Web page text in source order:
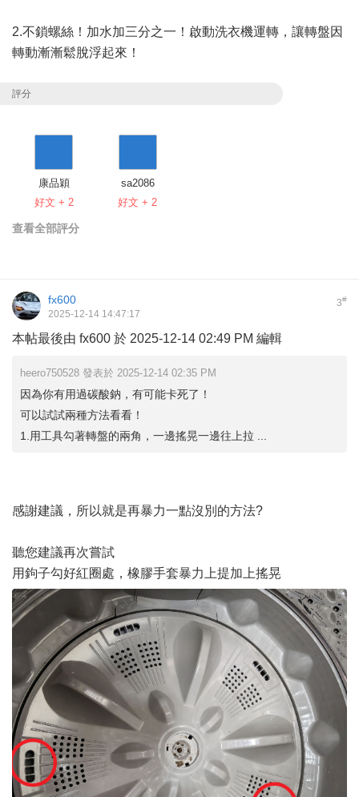
2.不鎖螺絲！加水加三分之一！啟動洗衣機運轉，讓轉盤因
轉動漸漸鬆脫浮起來！
評分
康品穎
好文 + 2
sa2086
好文 + 2
查看全部評分
3#
fx600
2025-12-14 14:47:17
本帖最後由 fx600 於 2025-12-14 02:49 PM 編輯
heero750528 發表於 2025-12-14 02:35 PM
因為你有用過碳酸鈉，有可能卡死了！
可以試試兩種方法看看！
1.用工具勾著轉盤的兩角，一邊搖晃一邊往上拉 ...
感謝建議，所以就是再暴力一點沒別的方法?
聽您建議再次嘗試
用鉤子勾好紅圈處，橡膠手套暴力上提加上搖晃